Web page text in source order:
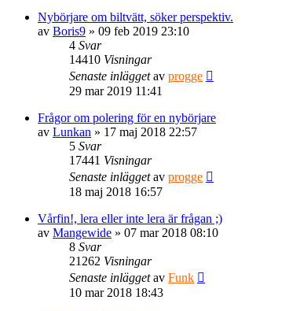
Nybörjare om biltvätt, söker perspektiv.
av Boris9 » 09 feb 2019 23:10
4 Svar
14410 Visningar
Senaste inläggetav progge
29 mar 2019 11:41
Frågor om polering för en nybörjare
av Lunkan » 17 maj 2018 22:57
5 Svar
17441 Visningar
Senaste inläggetav progge
18 maj 2018 16:57
Vårfin!, lera eller inte lera är frågan ;)
av Mangewide » 07 mar 2018 08:10
8 Svar
21262 Visningar
Senaste inläggetav Funk
10 mar 2018 18:43